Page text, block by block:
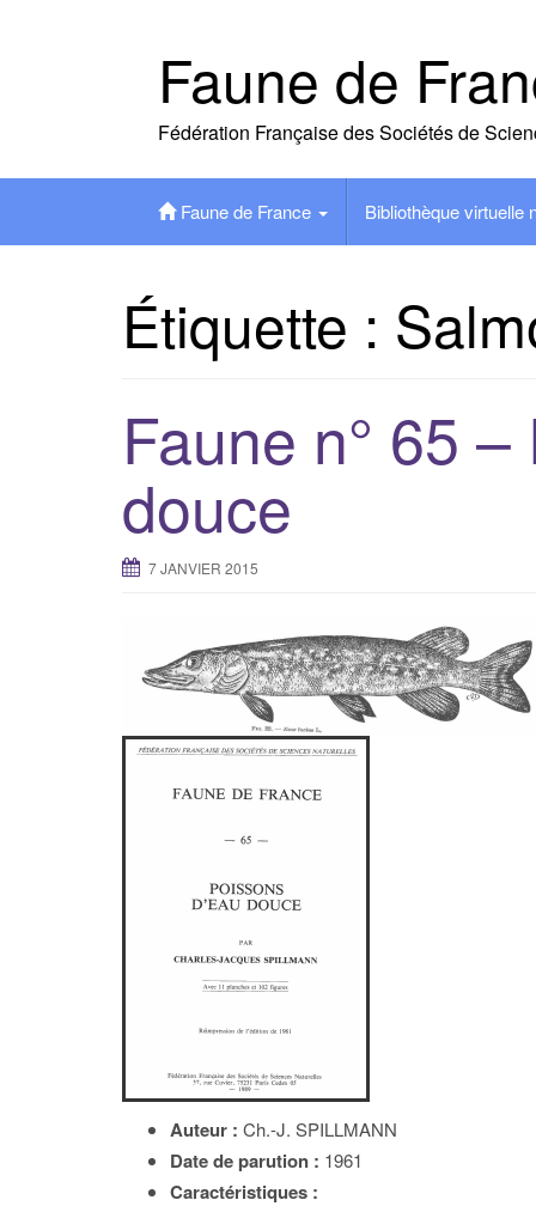
Faune de
Fédération Française des Sociétés de
Faune de France Bibliothèque virtuelle
Étiquette :
Faune n° 65 –
douce
7 JANVIER 2015
Auteur : Ch.-J. SPILLMANN
Date de parution : 1961
Caractéristiques :